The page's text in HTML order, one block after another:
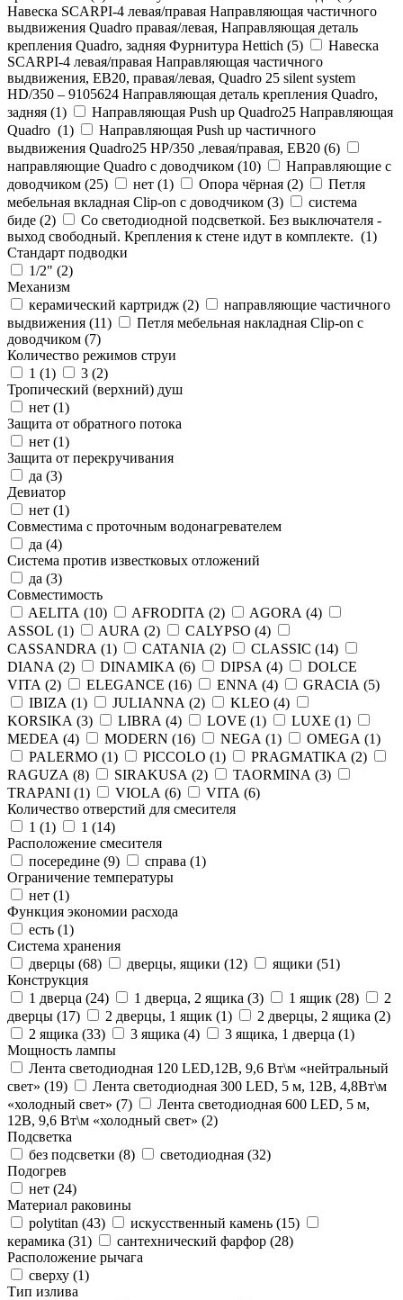
Навеска SCARPI-4 левая/правая Направляющая частичного
выдвижения Quadro правая/левая, Направляющая деталь
крепления Quadro, задняя Фурнитура Hettich (5)
Навеска
SCARPI-4 левая/правая Направляющая частичного
выдвижения, ЕВ20, правая/левая, Quadro 25 silent system
HD/350 – 9105624 Направляющая деталь крепления Quadro,
задняя (1)
Направляющая Push up Quadro25 Направляющая
Quadro (1)
Направляющая Push up частичного
выдвижения Quadro25 НР/350 ,левая/правая, ЕВ20 (6)
направляющие Quadro с доводчиком (10)
Направляющие с
доводчиком (25) нет (1) Опора чёрная (2)
Петля
мебельная вкладная Clip-on с доводчиком (3)
система
биде (2)
Со светодиодной подсветкой. Без выключателя -
выход свободный. Крепления к стене идут в комплекте. (1)
Стандарт подводки
1/2" (2)
Механизм
керамический картридж (2)
направляющие частичного
выдвижения (11)
Петля мебельная накладная Clip-on с
доводчиком (7)
Количество режимов струи
1 (1) 3 (2)
Тропический (верхний) душ
нет (1)
Защита от обратного потока
нет (1)
Защита от перекручивания
да (3)
Девиатор
нет (1)
Совместима с проточным водонагревателем
да (4)
Система против известковых отложений
да (3)
Совместимость
AELITA (10) AFRODITA (2) AGORA (4)
ASSOL (1) AURA (2) CALYPSO (4)
CASSANDRA (1) CATANIA (2) CLASSIC (14)
DIANA (2) DINAMIKA (6) DIPSA (4)
DOLCE
VITA (2) ELEGANCE (16) ENNA (4) GRACIA (5)
IBIZA (1) JULIANNA (2) KLEO (4)
KORSIKA (3) LIBRA (4) LOVE (1) LUXE (1)
MEDEA (4) MODERN (16) NEGA (1) OMEGA (1)
PALERMO (1) PICCOLO (1) PRAGMATIKA (2)
RAGUZA (8) SIRAKUSA (2) TAORMINA (3)
TRAPANI (1) VIOLA (6) VITA (6)
Количество отверстий для смесителя
1 (1) 1 (14)
Расположение смесителя
посередине (9) справа (1)
Ограничение температуры
нет (1)
Функция экономии расхода
есть (1)
Система хранения
дверцы (68) дверцы, ящики (12) ящики (51)
Конструкция
1 дверца (24) 1 дверца, 2 ящика (3) 1 ящик (28)
2
дверцы (17) 2 дверцы, 1 ящик (1) 2 дверцы, 2 ящика (2)
2 ящика (33) 3 ящика (4) 3 ящика, 1 дверца (1)
Мощность лампы
Лента светодиодная 120 LED,12В, 9,6 Вт\м «нейтральный
свет» (19)
Лента светодиодная 300 LED, 5 м, 12В, 4,8Вт\м
«холодный свет» (7)
Лента светодиодная 600 LED, 5 м,
12В, 9,6 Вт\м «холодный свет» (2)
Подсветка
без подсветки (8) светодиодная (32)
Подогрев
нет (24)
Материал раковины
polytitan (43) искусственный камень (15)
керамика (31) сантехнический фарфор (28)
Расположение рычага
сверху (1)
Тип излива